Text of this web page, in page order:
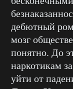
дебютный
мозг
понятно. До
наркотикам
уйти от